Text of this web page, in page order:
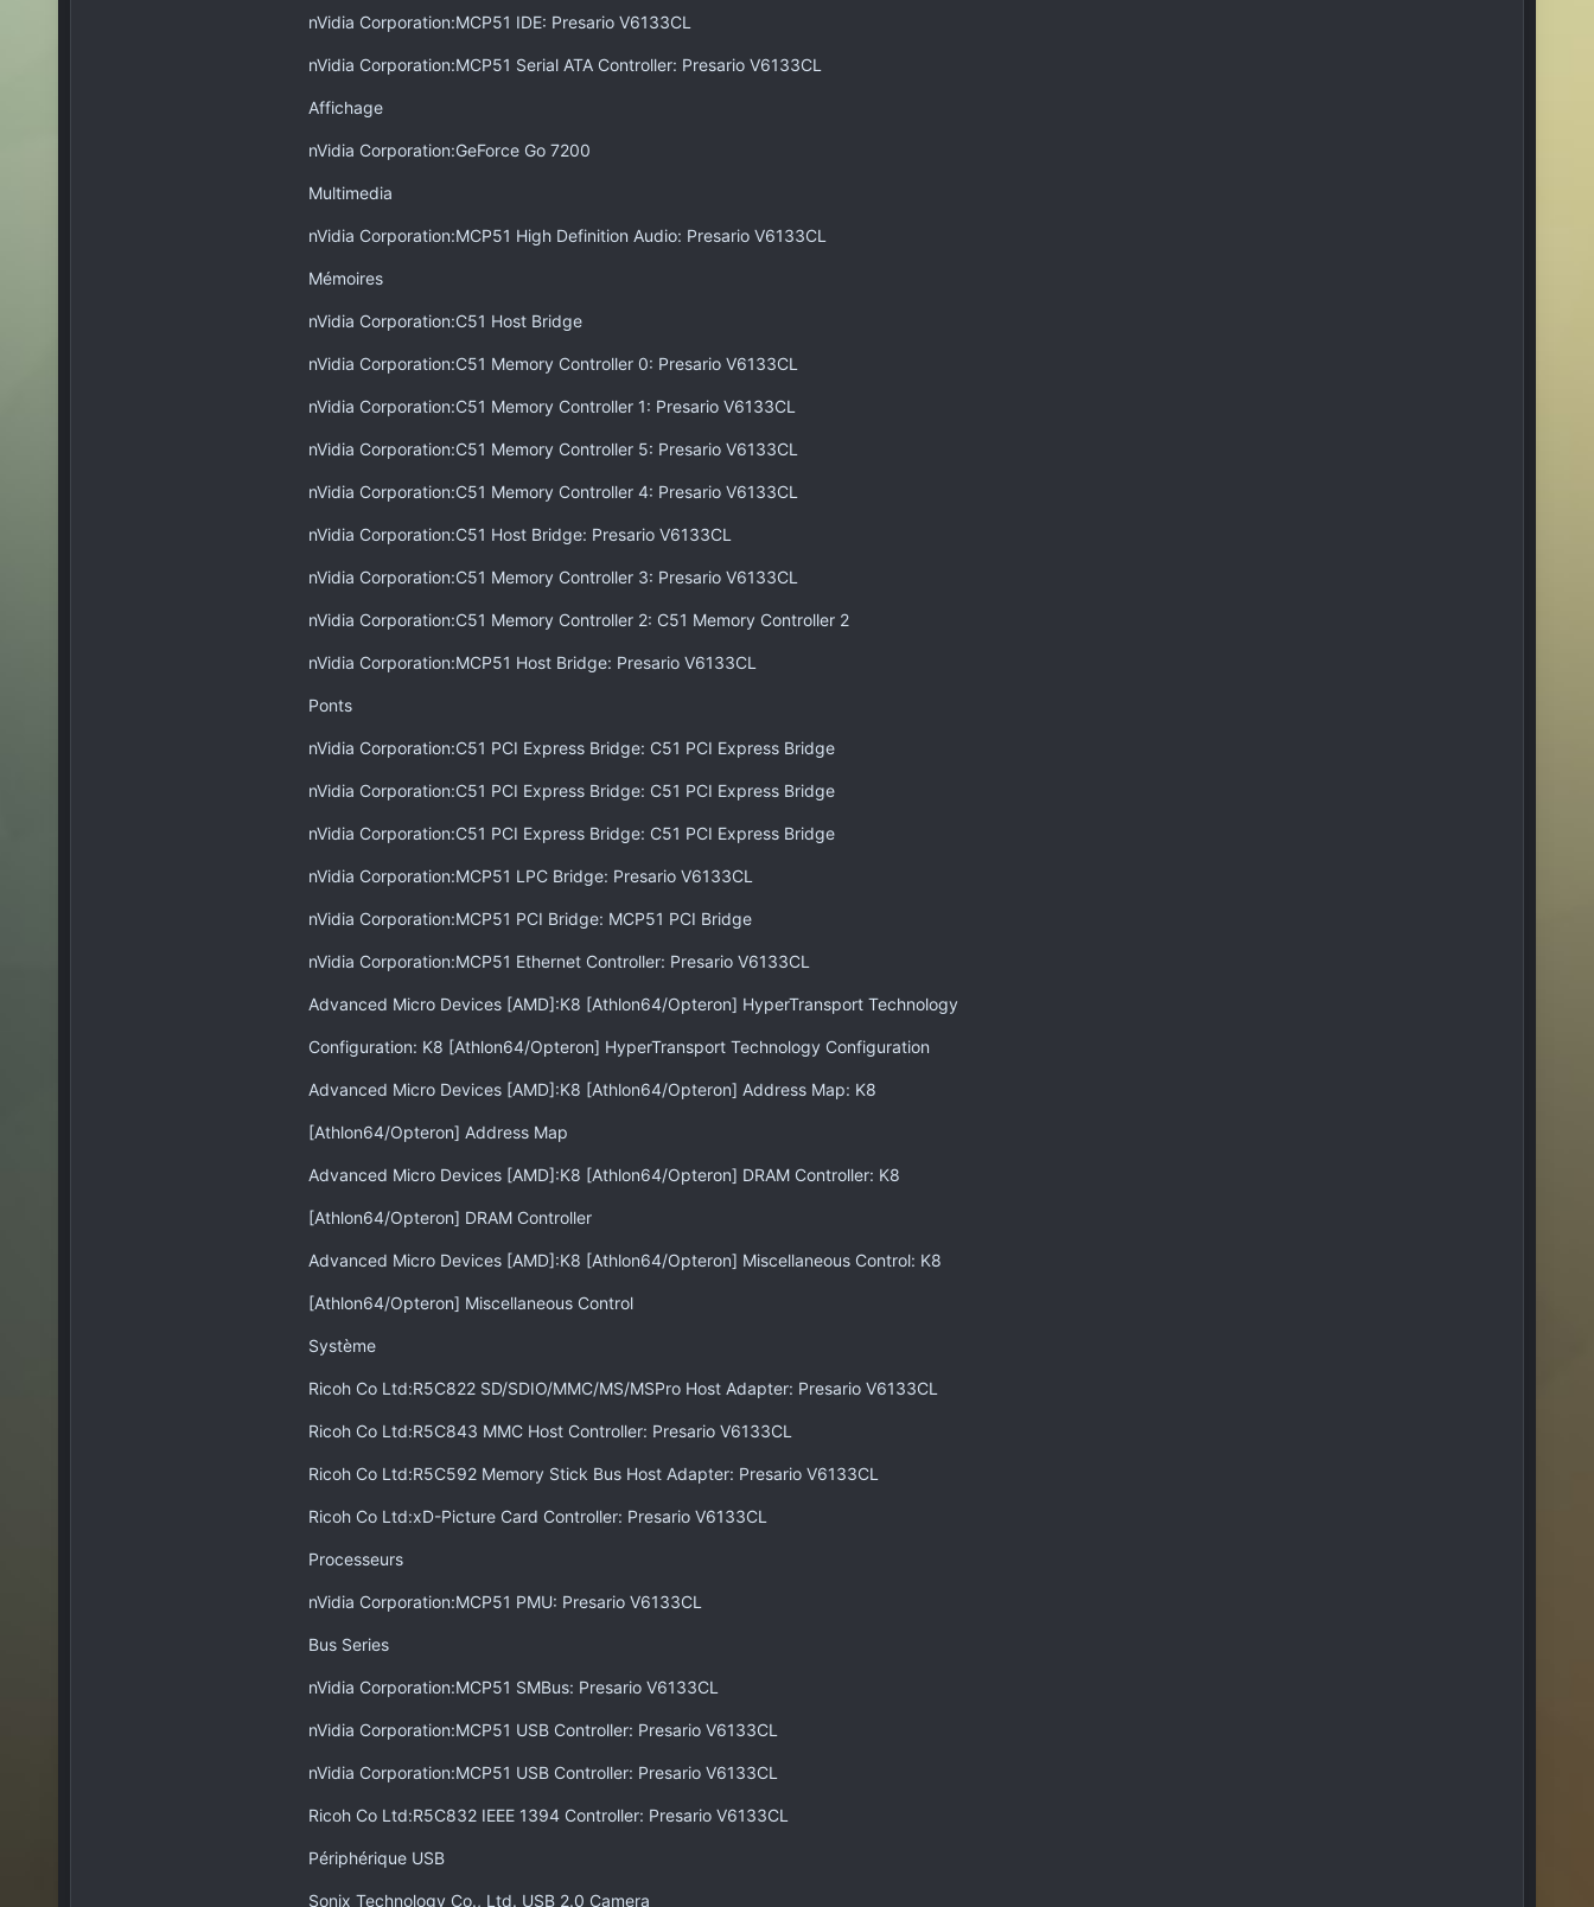
nVidia Corporation:MCP51 IDE: Presario V6133CL
nVidia Corporation:MCP51 Serial ATA Controller: Presario V6133CL
Affichage
nVidia Corporation:GeForce Go 7200
Multimedia
nVidia Corporation:MCP51 High Definition Audio: Presario V6133CL
Mémoires
nVidia Corporation:C51 Host Bridge
nVidia Corporation:C51 Memory Controller 0: Presario V6133CL
nVidia Corporation:C51 Memory Controller 1: Presario V6133CL
nVidia Corporation:C51 Memory Controller 5: Presario V6133CL
nVidia Corporation:C51 Memory Controller 4: Presario V6133CL
nVidia Corporation:C51 Host Bridge: Presario V6133CL
nVidia Corporation:C51 Memory Controller 3: Presario V6133CL
nVidia Corporation:C51 Memory Controller 2: C51 Memory Controller 2
nVidia Corporation:MCP51 Host Bridge: Presario V6133CL
Ponts
nVidia Corporation:C51 PCI Express Bridge: C51 PCI Express Bridge
nVidia Corporation:C51 PCI Express Bridge: C51 PCI Express Bridge
nVidia Corporation:C51 PCI Express Bridge: C51 PCI Express Bridge
nVidia Corporation:MCP51 LPC Bridge: Presario V6133CL
nVidia Corporation:MCP51 PCI Bridge: MCP51 PCI Bridge
nVidia Corporation:MCP51 Ethernet Controller: Presario V6133CL
Advanced Micro Devices [AMD]:K8 [Athlon64/Opteron] HyperTransport Technology
Configuration: K8 [Athlon64/Opteron] HyperTransport Technology Configuration
Advanced Micro Devices [AMD]:K8 [Athlon64/Opteron] Address Map: K8
[Athlon64/Opteron] Address Map
Advanced Micro Devices [AMD]:K8 [Athlon64/Opteron] DRAM Controller: K8
[Athlon64/Opteron] DRAM Controller
Advanced Micro Devices [AMD]:K8 [Athlon64/Opteron] Miscellaneous Control: K8
[Athlon64/Opteron] Miscellaneous Control
Système
Ricoh Co Ltd:R5C822 SD/SDIO/MMC/MS/MSPro Host Adapter: Presario V6133CL
Ricoh Co Ltd:R5C843 MMC Host Controller: Presario V6133CL
Ricoh Co Ltd:R5C592 Memory Stick Bus Host Adapter: Presario V6133CL
Ricoh Co Ltd:xD-Picture Card Controller: Presario V6133CL
Processeurs
nVidia Corporation:MCP51 PMU: Presario V6133CL
Bus Series
nVidia Corporation:MCP51 SMBus: Presario V6133CL
nVidia Corporation:MCP51 USB Controller: Presario V6133CL
nVidia Corporation:MCP51 USB Controller: Presario V6133CL
Ricoh Co Ltd:R5C832 IEEE 1394 Controller: Presario V6133CL
Périphérique USB
Sonix Technology Co., Ltd. USB 2.0 Camera